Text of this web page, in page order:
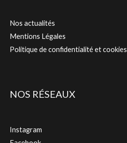
Nos actualités
Mentions Légales
Politique de confidentialité et cookies
NOS RÉSEAUX
Instagram